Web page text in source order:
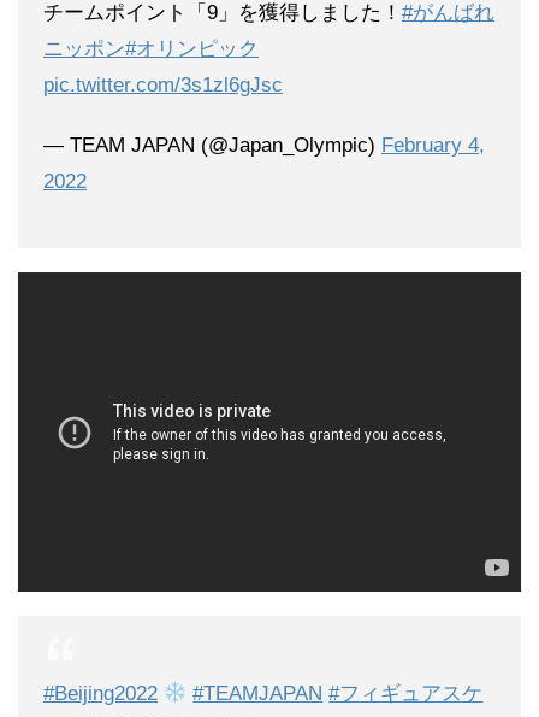
チームポイント「9」を獲得しました！ #がんばれ
ニッポン#オリンピック
pic.twitter.com/3s1zl6gJsc
— TEAM JAPAN (@Japan_Olympic) February 4,
2022
#Beijing2022 #TEAMJAPAN #フィギュアスケ